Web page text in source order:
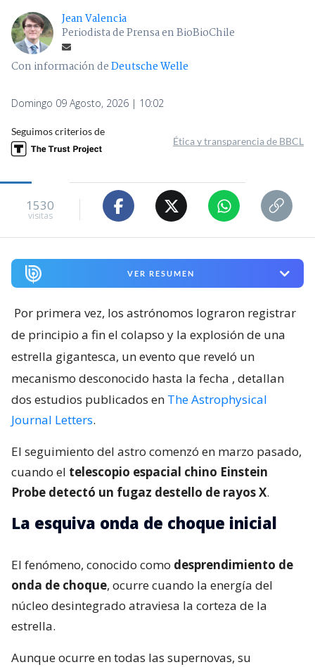
Jean Valencia
Periodista de Prensa en BioBioChile
Con información deDeutsche Welle
Domingo 09 Agosto, 2026 | 10:02
Seguimos criterios de
Ética y transparencia de BBCL
1530
visitas
VER RESUMEN
Por primera vez, los astrónomos lograron registrar
de principio a fin el colapso y la explosión de una
estrella gigantesca, un evento que reveló un
mecanismo desconocido hasta la fecha , detallan
dos estudios publicados en The Astrophysical
Journal Letters.
El seguimiento del astro comenzó en marzo pasado,
cuando el telescopio espacial chino Einstein
Probe detectó un fugaz destello de rayos X.
La esquiva onda de choque inicial
El fenómeno, conocido como desprendimiento de
onda de choque, ocurre cuando la energía del
núcleo desintegrado atraviesa la corteza de la
estrella.
Aunque ocurre en todas las supernovas, su